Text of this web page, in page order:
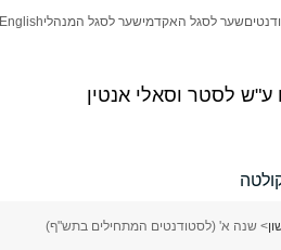
ע"ש לסטר וסאלי אנטין
שער לסגל האקדמישער לסגל המנהליEnglish
> שנה א' (לסטודנטים המתחילים בתש"ף)